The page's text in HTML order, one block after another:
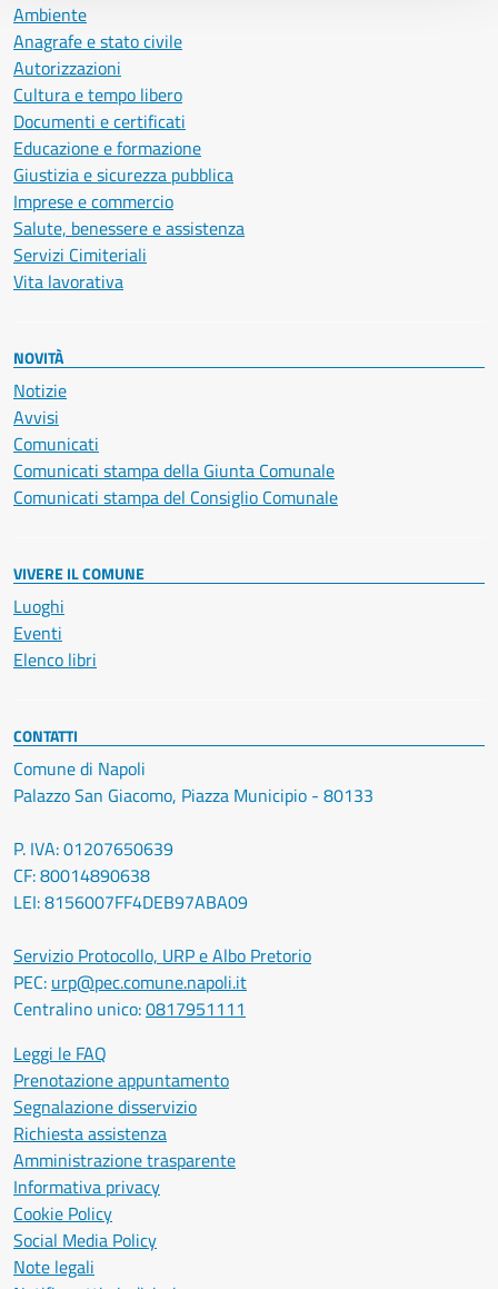
Ambiente
Anagrafe e stato civile
Autorizzazioni
Cultura e tempo libero
Documenti e certificati
Educazione e formazione
Giustizia e sicurezza pubblica
Imprese e commercio
Salute, benessere e assistenza
Servizi Cimiteriali
Vita lavorativa
NOVITÀ
Notizie
Avvisi
Comunicati
Comunicati stampa della Giunta Comunale
Comunicati stampa del Consiglio Comunale
VIVERE IL COMUNE
Luoghi
Eventi
Elenco libri
CONTATTI
Comune di Napoli
Palazzo San Giacomo, Piazza Municipio - 80133
P. IVA: 01207650639
CF: 80014890638
LEI: 8156007FF4DEB97ABA09
Servizio Protocollo, URP e Albo Pretorio
PEC: urp@pec.comune.napoli.it
Centralino unico:0817951111
Leggi le FAQ
Prenotazione appuntamento
Segnalazione disservizio
Richiesta assistenza
Amministrazione trasparente
Informativa privacy
Cookie Policy
Social Media Policy
Note legali